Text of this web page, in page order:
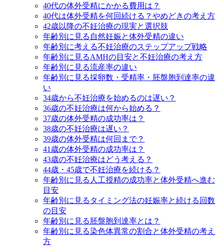
40代の体外受精にかかる費用は？
40代は体外受精を何回続ける？やめどきの考え方
42歳以降の不妊治療の現実と選択肢
年齢別に見る自然妊娠と体外受精の違い
年齢別に考える不妊治療のステップアップ戦略
年齢別に見るAMHの目安と不妊治療の考え方
年齢別に見る流産率の違い
年齢別に見る採卵数・受精率・胚盤胞到達率の違
い
34歳から不妊治療を始めるのは遅い？
36歳の不妊治療は何から始める？
37歳の体外受精の成功率は？
38歳の不妊治療は遅い？
39歳の体外受精は何回まで？
41歳の体外受精の成功率は？
43歳の不妊治療はどう考える？
44歳・45歳で不妊治療を続ける？
年齢別に見る人工授精の成功率と体外受精へ進む
目安
年齢別に見るタイミング法の妊娠率と続ける回数
の目安
年齢別に見る胚盤胞到達率とは？
年齢別に見る染色体異常の割合と体外受精の考え
方